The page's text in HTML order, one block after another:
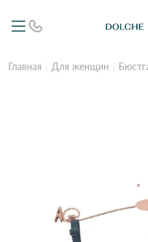
Главная Для женщин